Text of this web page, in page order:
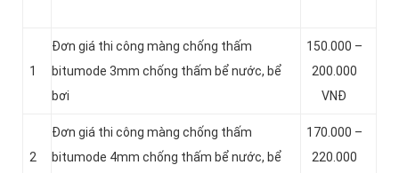
1
Đơn giá thi công màng chống thấm
bitumode 3mm chống thấm bể nước, bể
bơi
150.000 –
200.000
VNĐ
2
Đơn giá thi công màng chống thấm
bitumode 4mm chống thấm bể nước, bể
170.000 –
220.000